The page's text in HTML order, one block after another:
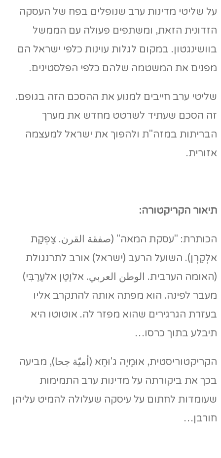
על שליטי מדינות ערב שנופלים בפח של העסקה
הזדונית הזאת, ומשתפים פעולה עם הממשל
בוושינגטון. במקום לגלות עוינות כלפי ישראל הם
מפנים את המשטמה שלהם כלפי הפלסטינים.
שליטי ערב חייבים למנוע את ההסכם הזה בגופם.
זה הסכם שעתיד לשרטט מחדש את מערך
הבריתות במזה"ת ולהפוך את ישראל למעצמה
אזורית.
תיאור הקריקטורה:
הכותרת: "עסקת המאה" (صفقة القرن. צַפְקַת
אלְקַרְן). השועל הרעב (ישראל) אורב לתרנגולת
(האומה הערבית. الوطن العربي. אלוַטַן אלעַרַבִּי)
מעבר לפינה. הוא מפתה אותה להתקרב אליו
בעזרת הגרגירים שהוא מפזר לה. אוטוטו היא
תיבלע בתוך כרסו…
הקריקטוריסטית, אוּמַיַה ג'וּחַא (أميّة جحا), מביעה
בכך את ביקורתה על מדינות ערב התמימות
שעומדות לחתום על עיסקה שעלולה להמיט עליהן
חורבן…